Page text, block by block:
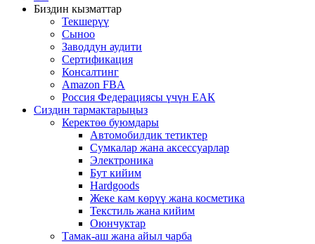
Биздин кызматтар
Текшерүү
Сыноо
Заводдун аудити
Сертификация
Консалтинг
Amazon FBA
Россия Федерациясы үчүн ЕАК
Сиздин тармактарыңыз
Керектөө буюмдары
Автомобилдик тетиктер
Сумкалар жана аксессуарлар
Электроника
Бут кийим
Hardgoods
Жеке кам көрүү жана косметика
Текстиль жана кийим
Оюнчуктар
Тамак-аш жана айыл чарба